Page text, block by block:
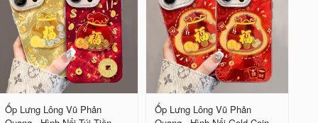
Ốp Lưng Lông Vũ Phản
Ốp Lưng Lông Vũ Phản